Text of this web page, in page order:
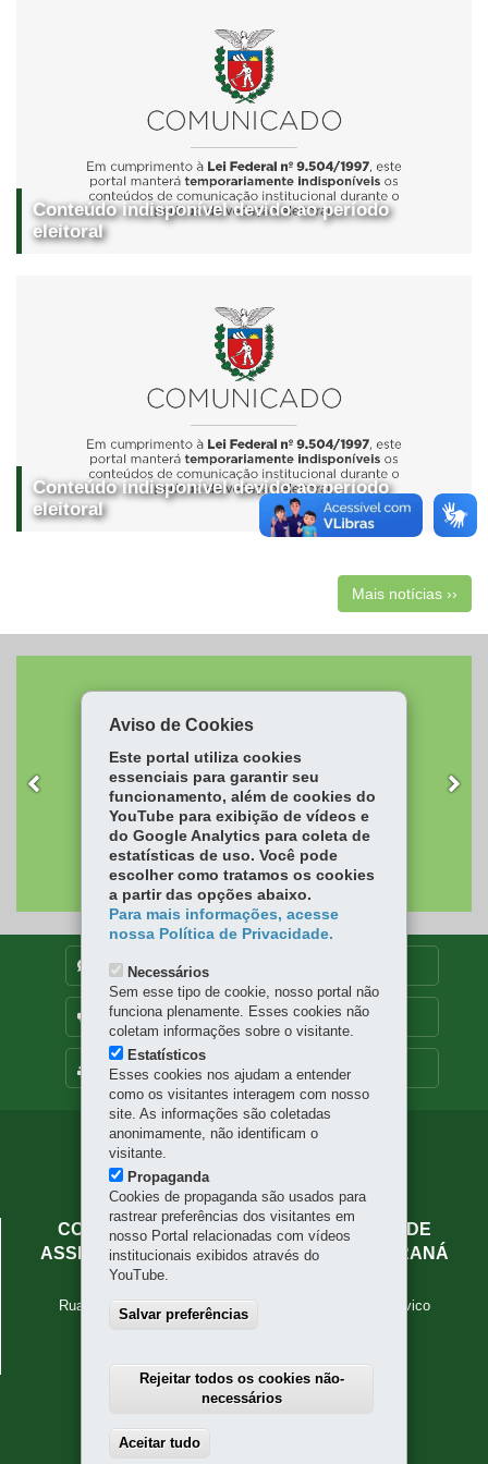
Conteúdo indisponível devido ao período
eleitoral
Conteúdo indisponível devido ao período
eleitoral
Mais notícias ››
CIB/PR
MAPA DO SITE
DENUNCIE CORRUPÇÃO
OUVIDORIA
Navegação
principal
COLEGIADO DE GESTORES MUNICIPAIS DE
ASSISTÊNCIA SOCIAL DO ESTADO DO PARANÁ
Rua Jacy Loureiro de Campos, s/n - 6º and - Centro Cívico
80530-915-Curitiba
Aviso de Cookies
Este portal utiliza cookies
essenciais para garantir seu
funcionamento, além de cookies do
YouTube para exibição de vídeos e
do Google Analytics para coleta de
estatísticas de uso. Você pode
escolher como tratamos os cookies
a partir das opções abaixo.
Para mais informações, acesse
nossa Política de Privacidade.
Necessários
Sem esse tipo de cookie, nosso portal não
funciona plenamente. Esses cookies não
coletam informações sobre o visitante.
Estatísticos
Esses cookies nos ajudam a entender
como os visitantes interagem com nosso
site. As informações são coletadas
anonimamente, não identificam o
visitante.
Propaganda
Cookies de propaganda são usados para
rastrear preferências dos visitantes em
nosso Portal relacionadas com vídeos
institucionais exibidos através do
YouTube.
Salvar preferências
Rejeitar todos os cookies não-
necessários
Aceitar tudo